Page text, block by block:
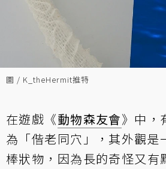
圖 / K_theHermit推特
在遊戲《動物森友會》中，
為「偕老同穴」，其外觀是
棒狀物，因為長的奇怪又有